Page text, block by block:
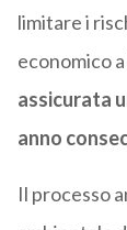
limitare i
economico
assicurata
anno
Il processo